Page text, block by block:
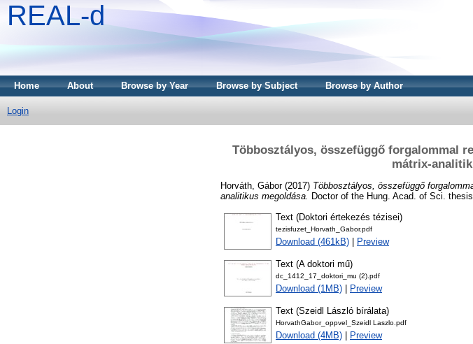
REAL-d
Home About Browse by Year Browse by Subject Browse by Author
Login
Többosztályos, összefüggő forgalommal
mátrix-
Horváth, Gábor(2017) Többosztályos, összefüggő
analitikus megoldása. Doctor of the Hung. Acad. of Sci.
Text (Doktori értekezés tézisei)
tezisfuzet_Horvath_Gabor.pdf
Download (461kB) Preview
Text (A doktori mű)
dc_1412_17_doktori_mu (2).pdf
Download (1MB) Preview
Text (Szeidl László bírálata)
HorvathGabor_oppvel_Szeidl Laszlo.pdf
Download (4MB) Preview